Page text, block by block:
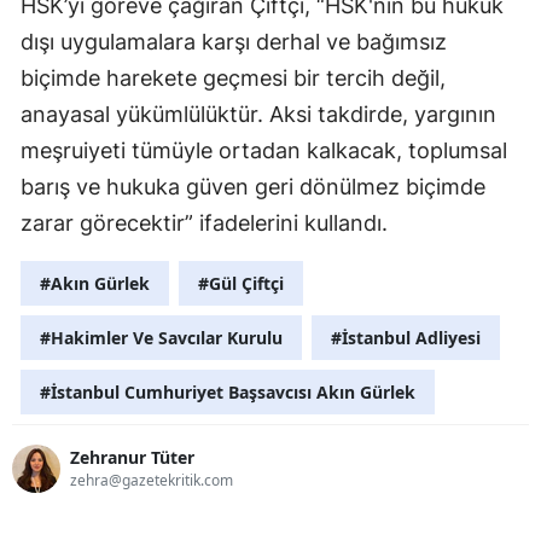
dışı uygulamalara karşı derhal ve bağımsız
biçimde harekete geçmesi bir tercih değil,
anayasal yükümlülüktür. Aksi takdirde, yargının
meşruiyeti tümüyle ortadan kalkacak, toplumsal
barış ve hukuka güven geri dönülmez biçimde
zarar görecektir” ifadelerini kullandı.
#Akın Gürlek #Gül Çiftçi
#Hakimler Ve Savcılar Kurulu #İstanbul Adliyesi
#İstanbul Cumhuriyet Başsavcısı Akın Gürlek
Zehranur Tüter
zehra@gazetekritik.com